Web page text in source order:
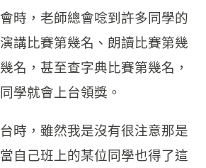
時，老師總會唸到許多同學的
講比賽第幾名、朗讀比賽第幾
名，甚至查字典比賽第幾名，
學就會上台領獎。
時，雖然我是沒有很注意那是
自己班上的某位同學也得了這